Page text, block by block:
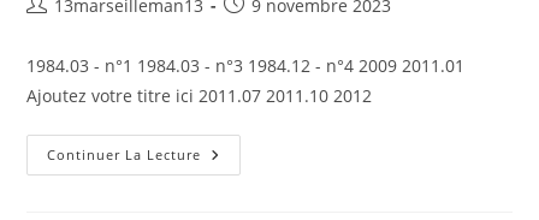
la
publication :
13marseilleman13 9 novembre 2023
1984.03 - n°1 1984.03 - n°3 1984.12 - n°4 2009 2011.01
Ajoutez votre titre ici 2011.07 2011.10 2012
Continuer La Lecture Tillsammans